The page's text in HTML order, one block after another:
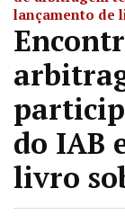
lançamento de
do IAB
livro